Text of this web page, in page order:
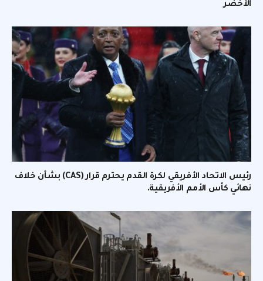
الأخضر
رئيس الاتحاد الأفريقي لكرة القدم يحترم قرار (CAS) بشأن خلاف
نهائي كأس الأمم الأفريقية.